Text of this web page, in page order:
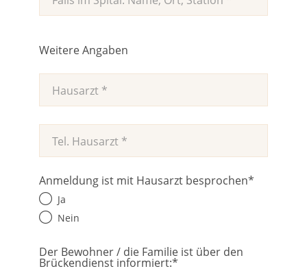
Weitere Angaben
Anmeldung ist mit Hausarzt besprochen*
Ja
Nein
Der Bewohner / die Familie ist über den
Brückendienst informiert:*